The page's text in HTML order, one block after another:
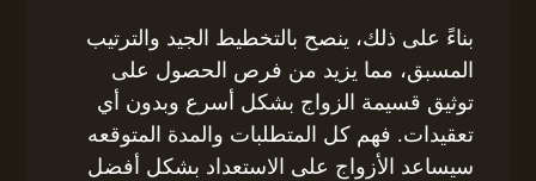
بناءً على ذلك، ينصح بالتخطيط الجيد والترتيب
المسبق، مما يزيد من فرص الحصول على
توثيق قسيمة الزواج بشكل أسرع وبدون أي
تعقيدات. فهم كل المتطلبات والمدة المتوقعه
سيساعد الأزواج على الاستعداد بشكل أفضل